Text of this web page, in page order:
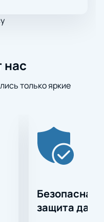
нас
только яркие
Безопасная
защита